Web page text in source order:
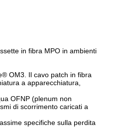
in fibra MPO in ambienti
OM3. Il cavo patch in fibra
a apparecchiatura,
OFNP (plenum non
di scorrimento caricati a
specifiche sulla perdita